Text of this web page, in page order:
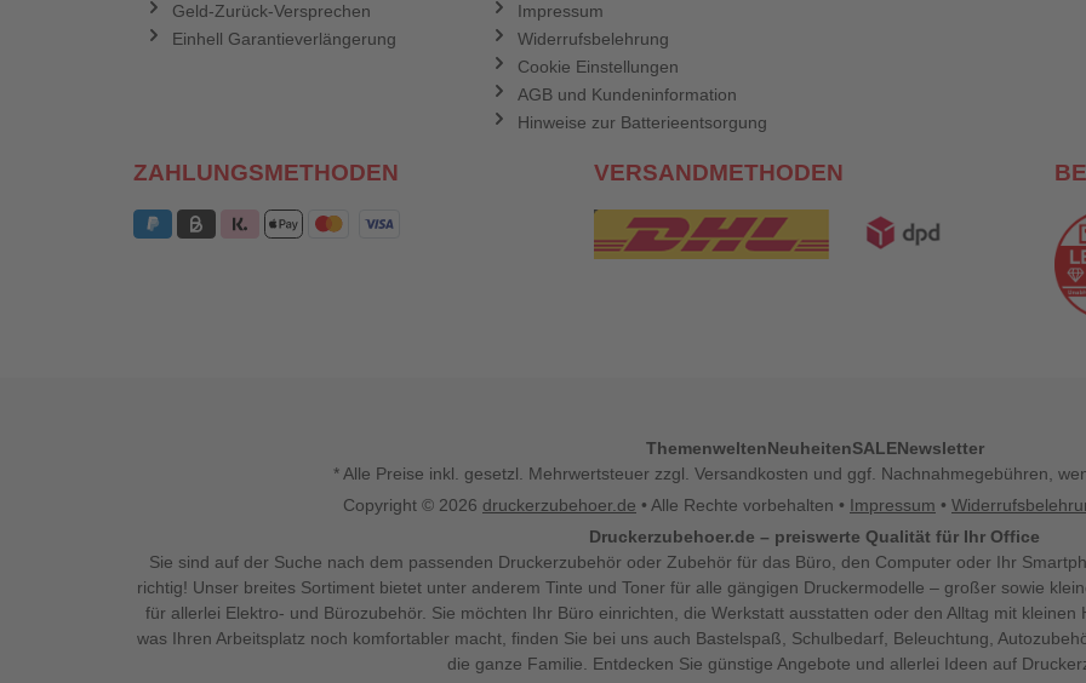
Geld-Zurück-Versprechen
Einhell Garantieverlängerung
Impressum
Widerrufsbelehrung
Cookie Einstellungen
AGB und Kundeninformation
Hinweise zur Batterieentsorgung
ZAHLUNGSMETHODEN VERSANDMETHODEN
ThemenweltenNeuheitenSALENewsletter
* Alle Preise inkl. gesetzl. Mehrwertsteuer zzgl. Versandkosten und ggf. Nachnahmegebühren,
Copyright © 2026 druckerzubehoer.de • Alle Rechte vorbehalten • Impressum •
Druckerzubehoer.de – preiswerte Qualität für Ihr Office
Sie sind auf der Suche nach dem passenden Druckerzubehör oder Zubehör für das Büro, den Computer oder Ihr
richtig! Unser breites Sortiment bietet unter anderem Tinte und Toner für alle gängigen Druckermodelle – großer sowie
für allerlei Elektro- und Bürozubehör. Sie möchten Ihr Büro einrichten, die Werkstatt ausstatten oder den Alltag mit kleinen
was Ihren Arbeitsplatz noch komfortabler macht, finden Sie bei uns auch Bastelspaß, Schulbedarf, Beleuchtung,
die ganze Familie. Entdecken Sie günstige Angebote und allerlei Ideen auf